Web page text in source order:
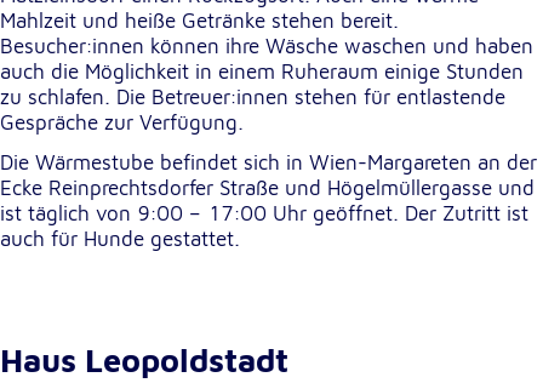
Mahlzeit und heiße Getränke stehen bereit.
Besucher:innen können ihre Wäsche waschen und haben
auch die Möglichkeit in einem Ruheraum einige Stunden
zu schlafen. Die Betreuer:innen stehen für entlastende
Gespräche zur Verfügung.
Die Wärmestube befindet sich in Wien-Margareten an der
Ecke Reinprechtsdorfer Straße und Högelmüllergasse und
ist täglich von 9:00 – 17:00 Uhr geöffnet. Der Zutritt ist
auch für Hunde gestattet.
Haus Leopoldstadt